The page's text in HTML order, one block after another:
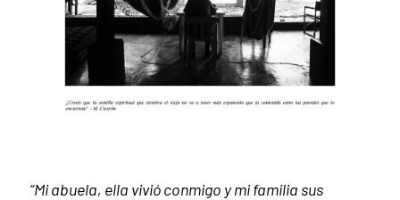
“Mi abuela, ella vivió conmigo y mi familia sus